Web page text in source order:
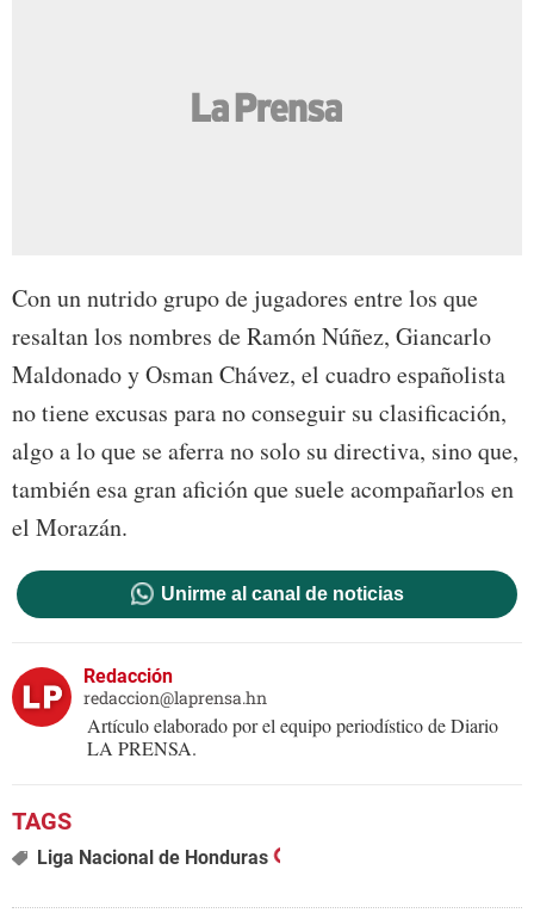
Con un nutrido grupo de jugadores entre los que
resaltan los nombres de Ramón Núñez, Giancarlo
Maldonado y Osman Chávez, el cuadro españolista
no tiene excusas para no conseguir su clasificación,
algo a lo que se aferra no solo su directiva, sino que,
también esa gran afición que suele acompañarlos en
el Morazán.
Unirme al canal de noticias
Redacción
redaccion@laprensa.hn
Artículo elaborado por el equipo periodístico de Diario
LA PRENSA.
Liga Nacional de Honduras